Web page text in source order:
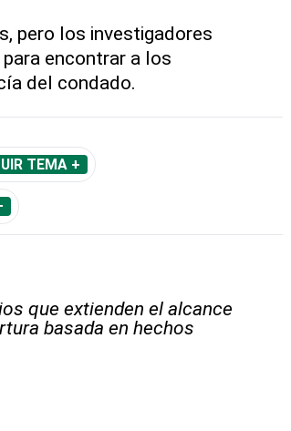
pero los investigadores
encontrar a los
del condado.
TEMA +
que extienden el alcance
basada en hechos